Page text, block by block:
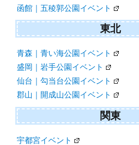
函館｜五稜郭公園イベント
東北
青森｜青い海公園イベント
盛岡｜岩手公園イベント
仙台｜勾当台公園イベント
郡山｜開成山公園イベント
関東
宇都宮イベント